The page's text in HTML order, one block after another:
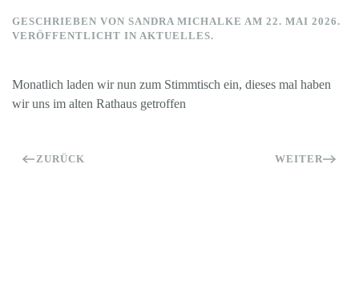
GESCHRIEBEN VON SANDRA MICHALKE AM 22. MAI 2026.
VERÖFFENTLICHT IN AKTUELLES.
Monatlich laden wir nun zum Stimmtisch ein, dieses mal haben
wir uns im alten Rathaus getroffen
ZURÜCK WEITER